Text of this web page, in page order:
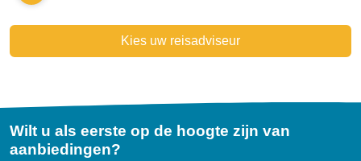
Kies uw reisadviseur
Wilt u als eerste op de hoogte zijn van
aanbiedingen?